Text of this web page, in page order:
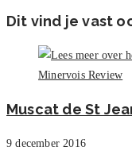
artikelen
Dit vind je vast
Muscat de St
9 december 2016